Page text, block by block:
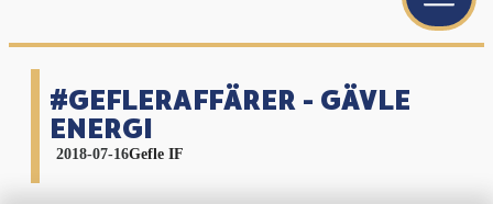
#GEFLERAFFÄRER - GÄVLE
ENERGI
2018-07-16Gefle IF